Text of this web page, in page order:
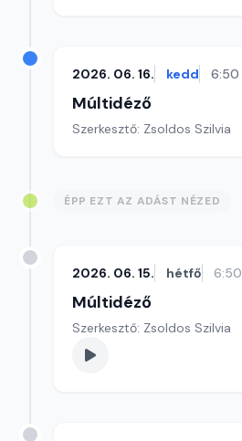
2026. 06. 16. kedd 6:50
Múltidéző
Szerkesztő: Zsoldos Szilvia
ÉPP EZT AZ ADÁST NÉZED
2026. 06. 15. hétfő 6:50
Múltidéző
Szerkesztő: Zsoldos Szilvia